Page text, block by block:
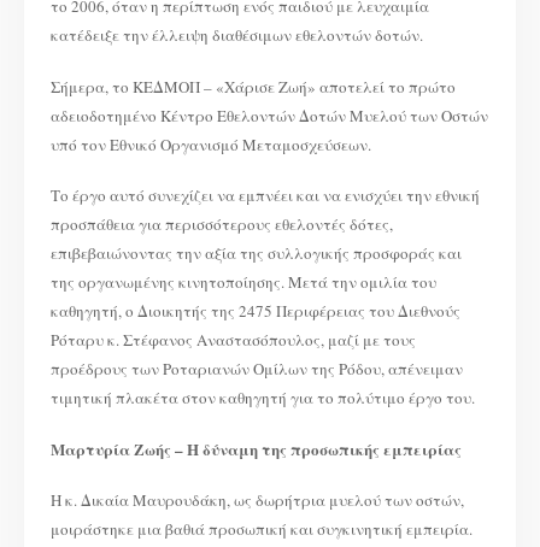
το 2006, όταν η περίπτωση ενός παιδιού με λευχαιμία
κατέδειξε την έλλειψη διαθέσιμων εθελοντών δοτών.
Σήμερα, το ΚΕΔΜΟΠ – «Χάρισε Ζωή» αποτελεί το πρώτο
αδειοδοτημένο Κέντρο Εθελοντών Δοτών Μυελού των Οστών
υπό τον Εθνικό Οργανισμό Μεταμοσχεύσεων.
Το έργο αυτό συνεχίζει να εμπνέει και να ενισχύει την εθνική
προσπάθεια για περισσότερους εθελοντές δότες,
επιβεβαιώνοντας την αξία της συλλογικής προσφοράς και
της οργανωμένης κινητοποίησης. Μετά την ομιλία του
καθηγητή, ο Διοικητής της 2475 Περιφέρειας του Διεθνούς
Ρόταρυ κ. Στέφανος Αναστασόπουλος, μαζί με τους
προέδρους των Ροταριανών Ομίλων της Ρόδου, απένειμαν
τιμητική πλακέτα στον καθηγητή για το πολύτιμο έργο του.
Μαρτυρία Ζωής – Η δύναμη της προσωπικής εμπειρίας
Η κ. Δικαία Μαυρουδάκη, ως δωρήτρια μυελού των οστών,
μοιράστηκε μια βαθιά προσωπική και συγκινητική εμπειρία.